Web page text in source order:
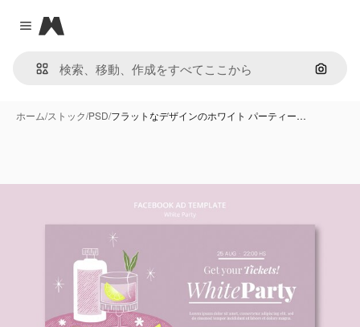
Close menu
Magnific
画像で
ホーム/ストック/PSD/フラットなデザインのホワイト パーティー…